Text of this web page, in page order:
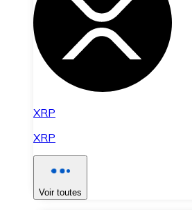
XRP
XRP
Voir toutes